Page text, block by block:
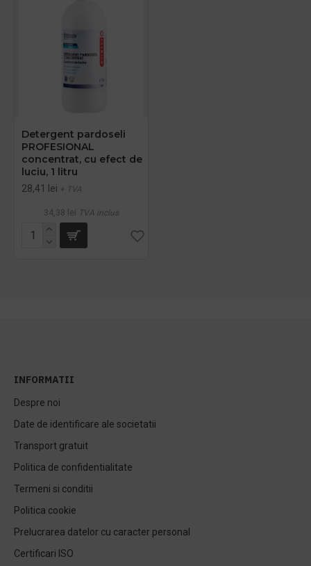
Detergent pardoseli
PROFESIONAL
concentrat, cu efect de
luciu, 1 litru
28,41 lei + TVA
34,38 lei TVA inclus
INFORMATII
Despre noi
Date de identificare ale societatii
Transport gratuit
Politica de confidentialitate
Termeni si conditii
Politica cookie
Prelucrarea datelor cu caracter personal
Certificari ISO